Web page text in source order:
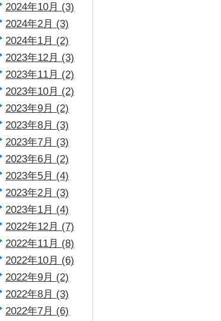
2024年10月 (3)
2024年2月 (3)
2024年1月 (2)
2023年12月 (3)
2023年11月 (2)
2023年10月 (2)
2023年9月 (2)
2023年8月 (3)
2023年7月 (3)
2023年6月 (2)
2023年5月 (4)
2023年2月 (3)
2023年1月 (4)
2022年12月 (7)
2022年11月 (8)
2022年10月 (6)
2022年9月 (2)
2022年8月 (3)
2022年7月 (6)